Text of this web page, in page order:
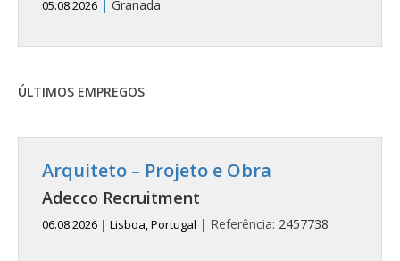
05.08.2026 | Granada
ÚLTIMOS EMPREGOS
Arquiteto – Projeto e Obra
Adecco Recruitment
06.08.2026 | Lisboa, Portugal | Referência: 2457738